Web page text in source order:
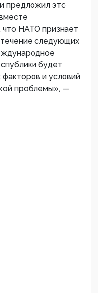
предложил это
НАТО признает
следующих
будет
факторов и условий
проблемы», —